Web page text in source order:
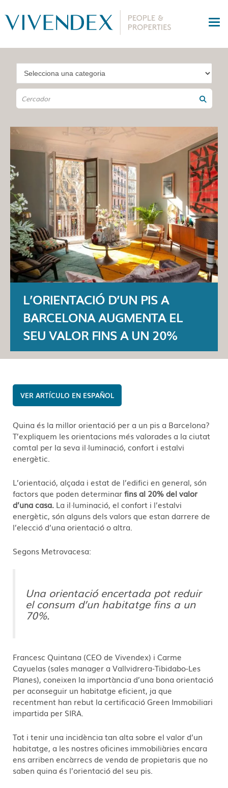
L’ORIENTACIÓ D’UN PIS A
BARCELONA AUGMENTA EL
SEU VALOR FINS A UN 20%
ESPAÑOL
Quina és la millor orientació per a un pis a Barcelona?
T’expliquem les orientacions més valorades a la ciutat
comtal per la seva il·luminació, confort i estalvi
energètic.
L’orientació, alçada i estat de l’edifici en general, són
factors que poden determinarfins al 20% del valor
d’una casa. La il·luminació, el confort i l’estalvi
energètic, són alguns dels valors que estan darrere de
l’elecció d’una orientació o altra.
Segons Metrovacesa:
Una orientació encertada pot reduir
el consum d’un habitatge fins a un
70%.
Francesc Quintana (CEO de Vivendex) i Carme
Cayuelas (sales manager a Vallvidrera-Tibidabo-Les
Planes), coneixen la importància d’una bona orientació
per aconseguir un habitatge eficient, ja que
recentment han rebut la certificació Green Immobiliari
impartida per SIRA.
Tot i tenir una incidència tan alta sobre el valor d’un
habitatge, a les nostres oficines immobiliàries encara
ens arriben encàrrecs de venda de propietaris que no
saben quina és l’orientació del seu pis.